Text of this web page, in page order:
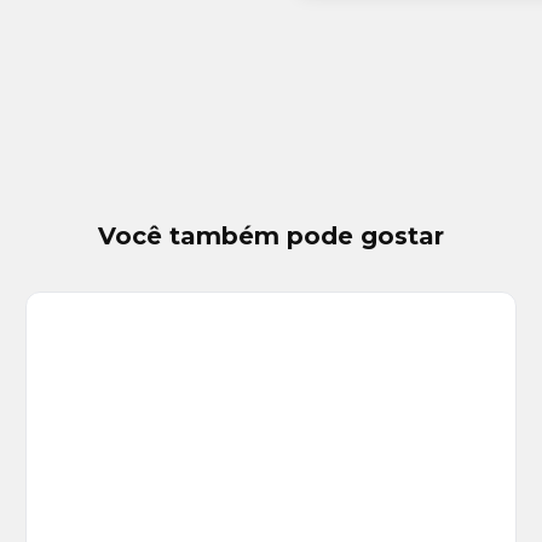
Você também pode gostar